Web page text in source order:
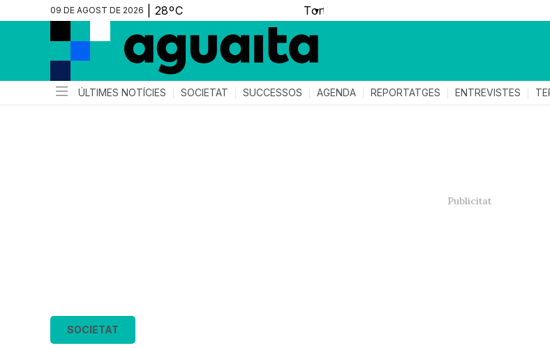
09 DE AGOST DE 2026 ▼
ÚLTIMES NOTÍCIES SOCIETAT SUCCESSOS AGENDA REPORTATGES ENTREVISTES
SOCIETAT